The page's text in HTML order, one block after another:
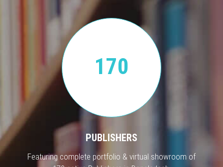
170
PUBLISHERS
Featuring complete portfolio & virtual showroom of